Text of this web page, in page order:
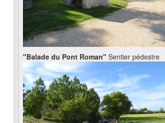
"Balade du Pont Roman" Sentier pédestre